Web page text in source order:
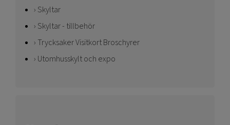
Skyltar
Skyltar - tillbehör
Trycksaker Visitkort Broschyrer
Utomhusskylt och expo